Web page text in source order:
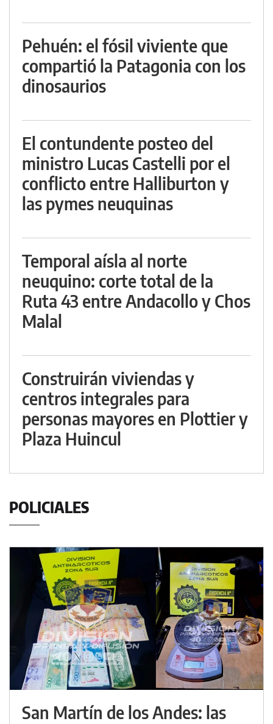
Pehuén: el fósil viviente que
compartió la Patagonia con los
dinosaurios
El contundente posteo del
ministro Lucas Castelli por el
conflicto entre Halliburton y
las pymes neuquinas
Temporal aísla al norte
neuquino: corte total de la
Ruta 43 entre Andacollo y Chos
Malal
Construirán viviendas y
centros integrales para
personas mayores en Plottier y
Plaza Huincul
POLICIALES
San Martín de los Andes: las